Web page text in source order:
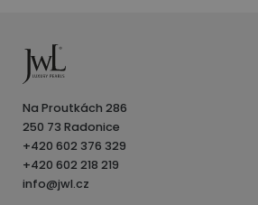
Na Proutkách 286
250 73 Radonice
+420 602 376 329
+420 602 218 219
info@jwl.cz